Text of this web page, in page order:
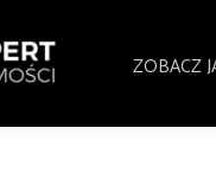
ZOBACZ